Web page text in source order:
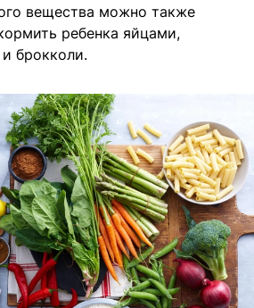
вещества можно также
ребенка яйцами,
брокколи.